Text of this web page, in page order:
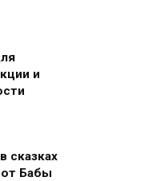
и
сказках
Бабы